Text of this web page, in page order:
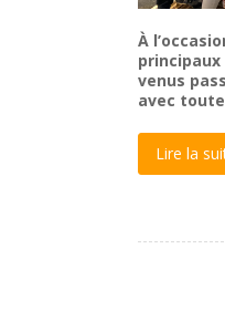
À
venus
avec toute
Lire la